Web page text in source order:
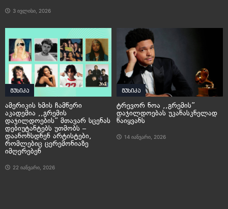
3 ივლისი, 2026
მუსიკა
ამერიკის ხმის ჩამწერი
აკადემია ,,გრემის
დაჯილდოების” მთავარ სცენას
დებიუტანტებს უთმობს –
დაანონსდნენ არტისტები,
რომლებიც ცერემონიაზე
იმღერებენ
22 იანვარი, 2026
მუსიკა
ტრევორ ნოა ,,გრემის”
დაჯილდოებას უკანასკნელად
წაიყვანს
14 იანვარი, 2026